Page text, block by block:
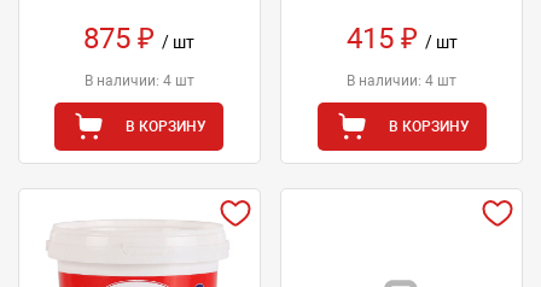
875 ₽/ шт
В наличии: 4 шт
В КОРЗИНУ
415 ₽ / шт
В наличии: 4 шт
В КОРЗИНУ